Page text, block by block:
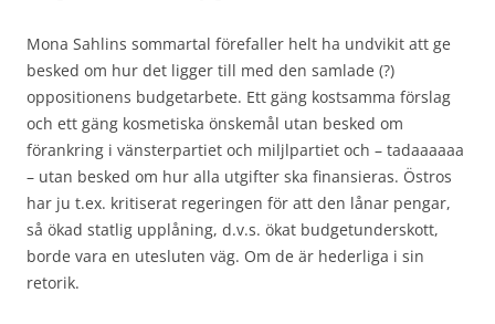
Mona Sahlins sommartal förefaller helt ha undvikit att ge
besked om hur det ligger till med den samlade (?)
oppositionens budgetarbete. Ett gäng kostsamma förslag
och ett gäng kosmetiska önskemål utan besked om
förankring i vänsterpartiet och miljlpartiet och – tadaaaaaa
– utan besked om hur alla utgifter ska finansieras. Östros
har ju t.ex. kritiserat regeringen för att den lånar pengar,
så ökad statlig upplåning, d.v.s. ökat budgetunderskott,
borde vara en utesluten väg. Om de är hederliga i sin
retorik.